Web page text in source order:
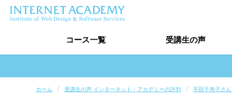
コース一覧 受講生の声
受講生の声トップ
ホーム 受講生の声 インターネット・アカデミーの評判 平田千寿子さん